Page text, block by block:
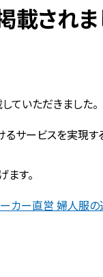
載され
いただきました。
サービスを実現す
す。
ー直営 婦人服の